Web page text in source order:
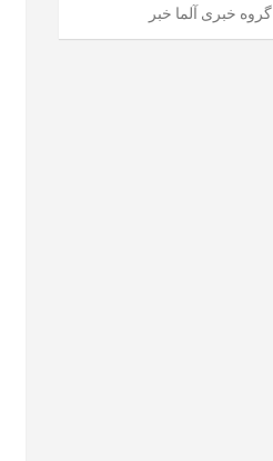
گروه خبری آلما خبر